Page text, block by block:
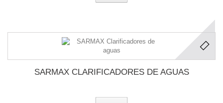
SARMAX CLARIFICADORES DE AGUAS